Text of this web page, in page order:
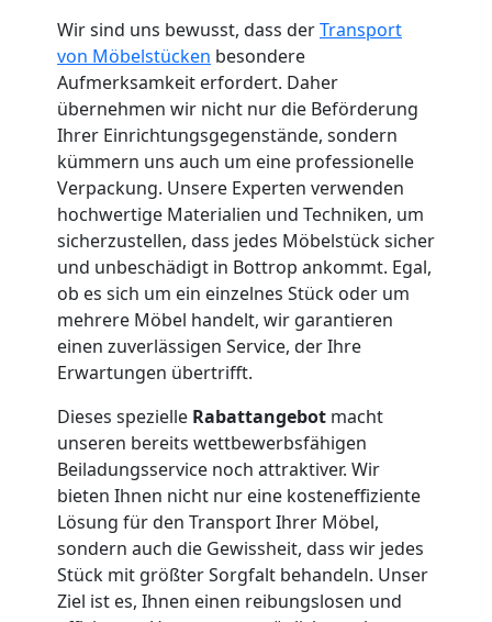
Wir sind uns bewusst, dass derTransport
von Möbelstücken besondere
Aufmerksamkeit erfordert. Daher
übernehmen wir nicht nur die Beförderung
Ihrer Einrichtungsgegenstände, sondern
kümmern uns auch um eine professionelle
Verpackung. Unsere Experten verwenden
hochwertige Materialien und Techniken, um
sicherzustellen, dass jedes Möbelstück sicher
und unbeschädigt in Bottrop ankommt. Egal,
ob es sich um ein einzelnes Stück oder um
mehrere Möbel handelt, wir garantieren
einen zuverlässigen Service, der Ihre
Erwartungen übertrifft.
Dieses spezielle Rabattangebot macht
unseren bereits wettbewerbsfähigen
Beiladungsservice noch attraktiver. Wir
bieten Ihnen nicht nur eine kosteneffiziente
Lösung für den Transport Ihrer Möbel,
sondern auch die Gewissheit, dass wir jedes
Stück mit größter Sorgfalt behandeln. Unser
Ziel ist es, Ihnen einen reibungslosen und
Leonding
Umzug
und
Lagerung
Leonding
Full-
Service-
Umzug
Leonding